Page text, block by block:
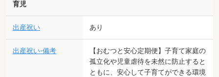
育児
出産祝い あり
出産祝い-備考
【おむつと安心定期便】子育て家庭の
孤立化や児童虐待を未然に防止すると
ともに、安心して子育てができる環境